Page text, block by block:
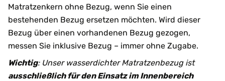
Matratzenkern ohne Bezug, wenn Sie einen
bestehenden Bezug ersetzen möchten. Wird dieser
Bezug über einen vorhandenen Bezug gezogen,
messen Sie inklusive Bezug – immer ohne Zugabe.
Wichtig: Unser wasserdichter Matratzenbezug ist
ausschließlich für den Einsatz im Innenbereich